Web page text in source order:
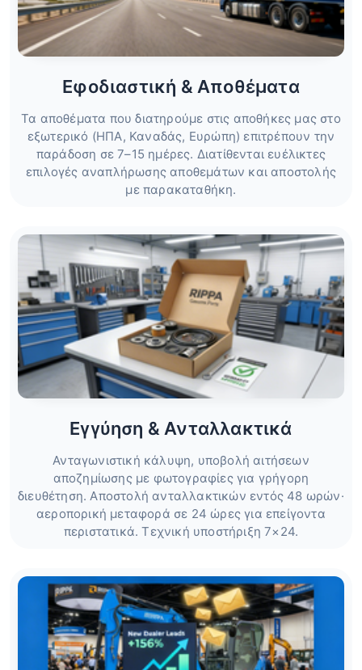
Εφοδιαστική & Αποθέματα
Τα αποθέματα που διατηρούμε στις αποθήκες μας στο
εξωτερικό (ΗΠΑ, Καναδάς, Ευρώπη) επιτρέπουν την
παράδοση σε 7–15 ημέρες. Διατίθενται ευέλικτες
επιλογές αναπλήρωσης αποθεμάτων και αποστολής
με παρακαταθήκη.
Εγγύηση & Ανταλλακτικά
Ανταγωνιστική κάλυψη, υποβολή αιτήσεων
αποζημίωσης με φωτογραφίες για γρήγορη
διευθέτηση. Αποστολή ανταλλακτικών εντός 48 ωρών·
αεροπορική μεταφορά σε 24 ώρες για επείγοντα
περιστατικά. Τεχνική υποστήριξη 7×24.